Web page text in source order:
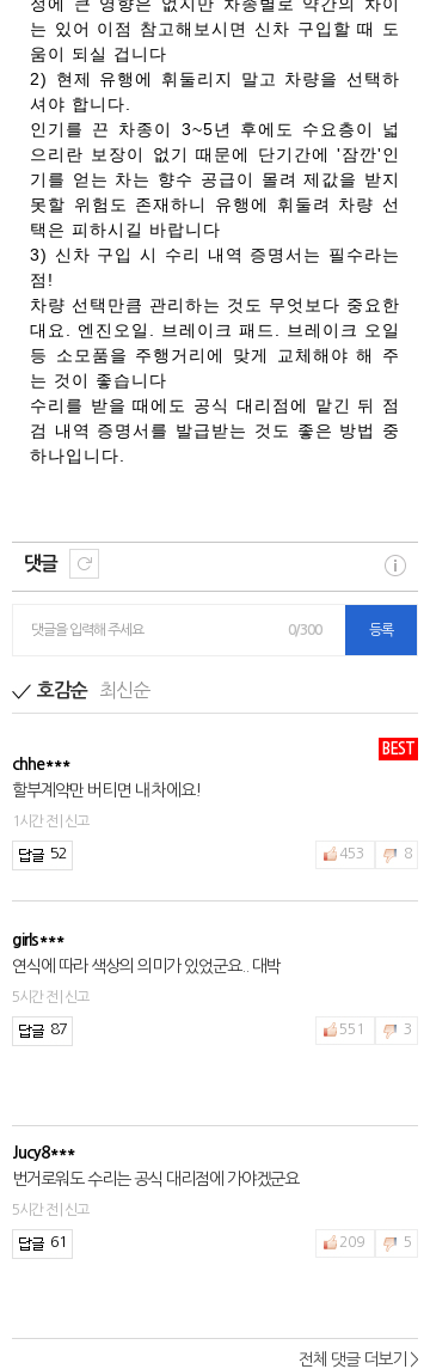
는 있어 이점 참고해보시면 신차 구입할 때 도
움이 되실 겁니다
2) 현제 유행에 휘둘리지 말고 차량을 선택하
셔야 합니다.
인기를 끈 차종이 3~5년 후에도 수요층이 넓
으리란 보장이 없기 때문에 단기간에 '잠깐'인
기를 얻는 차는 향수 공급이 몰려 제값을 받지
못할 위험도 존재하니 유행에 휘둘려 차량 선
택은 피하시길 바랍니다
3) 신차 구입 시 수리 내역 증명서는 필수라는
점!
차량 선택만큼 관리하는 것도 무엇보다 중요한
대요. 엔진오일. 브레이크 패드. 브레이크 오일
등 소모품을 주행거리에 맞게 교체해야 해 주
는 것이 좋습니다
수리를 받을 때에도 공식 대리점에 맡긴 뒤 점
검 내역 증명서를 발급받는 것도 좋은 방법 중
하나입니다.
댓글
댓글을 입력해 주세요 0/300 등록
호감순 최신순
BEST
chhe***
할부계약만 버티면 내 차에요!
1시간 전 | 신고
52 453 8
girls***
연식에 따라 색상의 의미가 있었군요.. 대박
5시간 전 | 신고
87 551 3
Jucy8***
번거로워도 수리는 공식 대리점에 가야겠군요
5시간 전 | 신고
61 209 5
전체 댓글 더보기 >